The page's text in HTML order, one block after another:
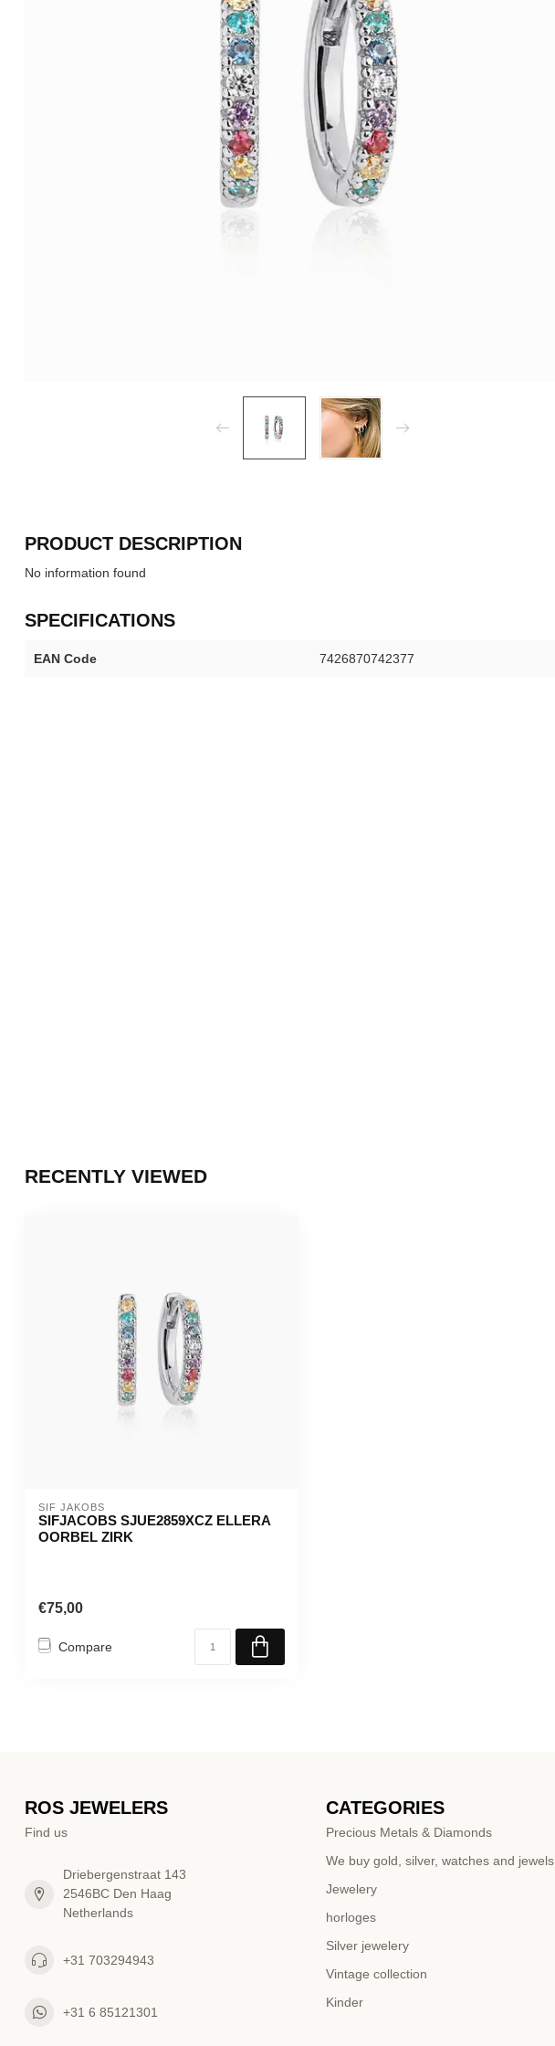
PRODUCT DESCRIPTION
No information found
SPECIFICATIONS
EAN Code 7426870742377
RECENTLY VIEWED
SIF JAKOBS
SIFJACOBS SJUE2859XCZ ELLERA
OORBEL ZIRK
€75,00
Compare
ROS JEWELERS
Find us
Driebergenstraat 143
2546BC Den Haag
Netherlands
+31 703294943
+31 6 85121301
CATEGORIES
Precious Metals & Diamonds
We buy gold, silver, watches and jewels
Jewelery
horloges
Silver jewelery
Vintage collection
Kinder